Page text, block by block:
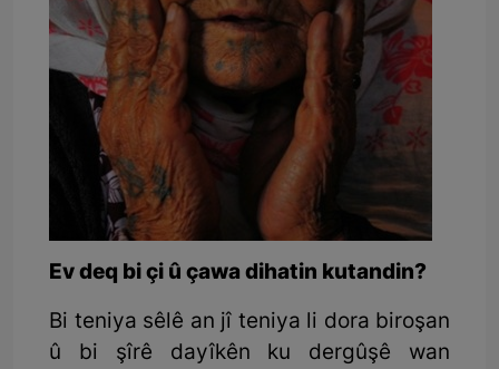
Ev deq bi çi û çawa dihatin kutandin?
Bi teniya sêlê an jî teniya li dora biroşan
û bi şîrê dayîkên ku dergûşê wan